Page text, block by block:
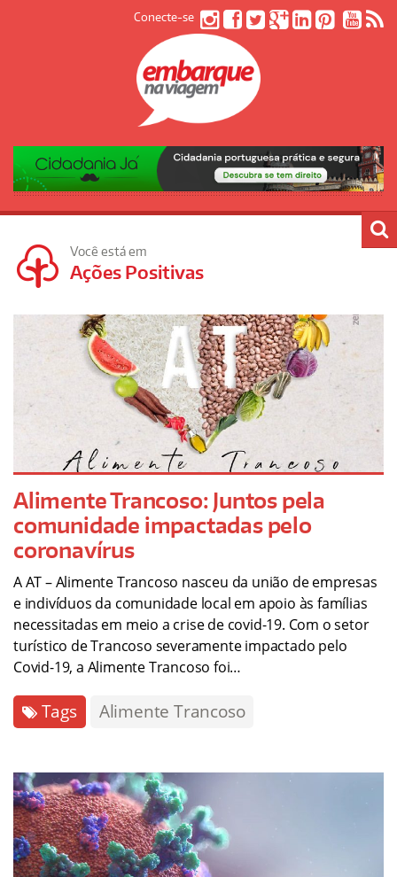
Conecte-se
Você está em
Ações Positivas
Alimente Trancoso: Juntos pela
comunidade impactadas pelo
coronavírus
A AT – Alimente Trancoso nasceu da união de empresas
e indivíduos da comunidade local em apoio às famílias
necessitadas em meio a crise de covid-19. Com o setor
turístico de Trancoso severamente impactado pelo
Covid-19, a Alimente Trancoso foi…
Tags Alimente Trancoso